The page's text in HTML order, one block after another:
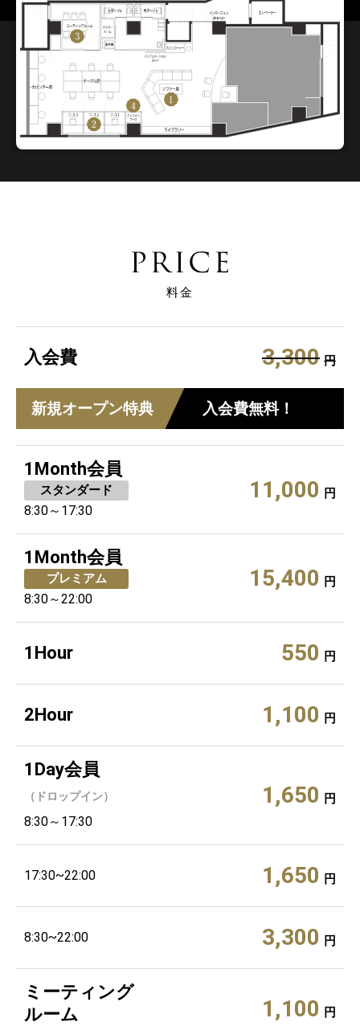
料金
入会費 3,300 円
新規オープン特典 入会費無料！
1Month会員
スタンダード
8:30～17:30
11,000 円
1Month会員
プレミアム
8:30～22:00
15,400 円
1Hour 550 円
2Hour 1,100 円
1Day会員
（ドロップイン）
8:30～17:30
1,650 円
17:30~22:00 1,650 円
8:30~22:00 3,300 円
ミーティング
ルーム
1,100 円